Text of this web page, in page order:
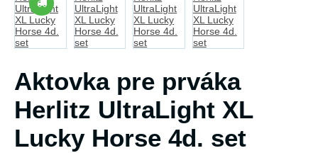
Aktovka pre prváka
Herlitz UltraLight XL
Lucky Horse 4d. set